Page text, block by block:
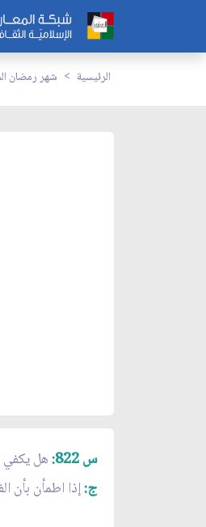
الرئيسية شهر رمضان
س 822:
هل يكفي
ج:إذا اطمأن بأن